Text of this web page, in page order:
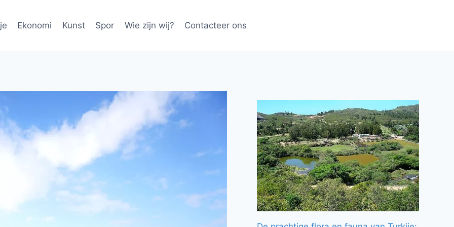
Ekonomi Kunst Spor Wie zijn wij? Contacteer ons